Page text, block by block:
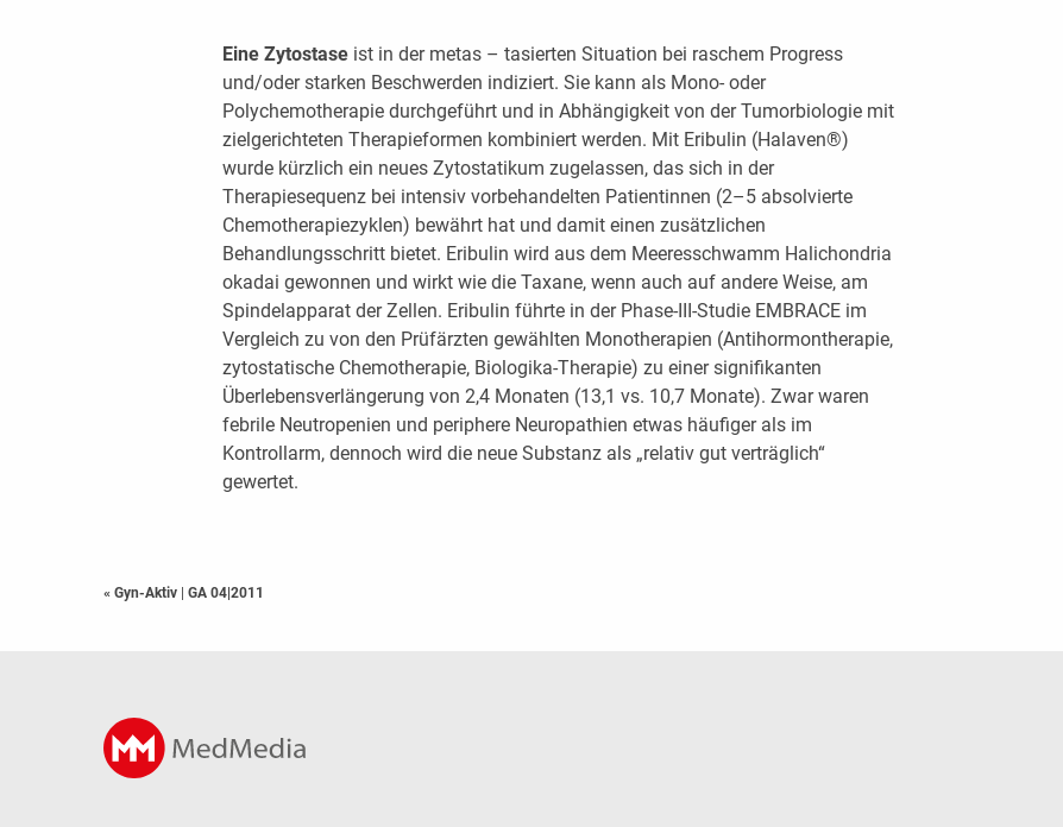
Eine Zytostase ist in der metas – tasierten Situation bei raschem Progress
und/oder starken Beschwerden indiziert. Sie kann als Mono- oder
Polychemotherapie durchgeführt und in Abhängigkeit von der Tumorbiologie mit
zielgerichteten Therapieformen kombiniert werden. Mit Eribulin (Halaven®)
wurde kürzlich ein neues Zytostatikum zugelassen, das sich in der
Therapiesequenz bei intensiv vorbehandelten Patientinnen (2–5 absolvierte
Chemotherapiezyklen) bewährt hat und damit einen zusätzlichen
Behandlungsschritt bietet. Eribulin wird aus dem Meeresschwamm Halichondria
okadai gewonnen und wirkt wie die Taxane, wenn auch auf andere Weise, am
Spindelapparat der Zellen. Eribulin führte in der Phase-III-Studie EMBRACE im
Vergleich zu von den Prüfärzten gewählten Monotherapien (Antihormontherapie,
zytostatische Chemotherapie, Biologika-Therapie) zu einer signifikanten
Überlebensverlängerung von 2,4 Monaten (13,1 vs. 10,7 Monate). Zwar waren
febrile Neutropenien und periphere Neuropathien etwas häufiger als im
Kontrollarm, dennoch wird die neue Substanz als „relativ gut verträglich“
gewertet.
« Gyn-Aktiv | GA 04|2011